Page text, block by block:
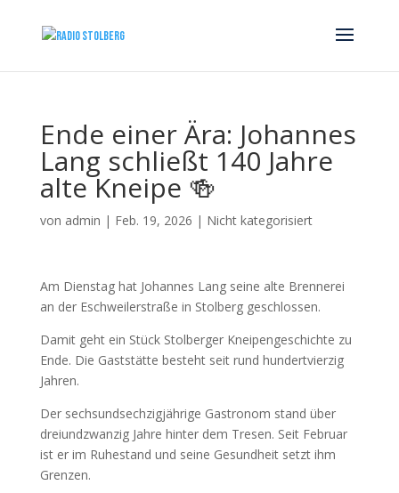
Ende einer Ära: Johannes
Lang schließt 140 Jahre
alte Kneipe 🍻
von admin | Feb. 19, 2026 | Nicht kategorisiert
Am Dienstag hat Johannes Lang seine alte Brennerei
an der Eschweilerstraße in Stolberg geschlossen.
Damit geht ein Stück Stolberger Kneipengeschichte zu
Ende. Die Gaststätte besteht seit rund hundertvierzig
Jahren.
Der sechsundsechzigjährige Gastronom stand über
dreiundzwanzig Jahre hinter dem Tresen. Seit Februar
ist er im Ruhestand und seine Gesundheit setzt ihm
Grenzen.